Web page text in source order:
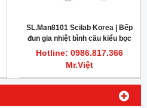
SL.Man8101 Scilab Korea | Bếp
đun gia nhiệt bình cầu kiểu bọc
vải 50ml
Hotline: 0986.817.366
Mr.Việt